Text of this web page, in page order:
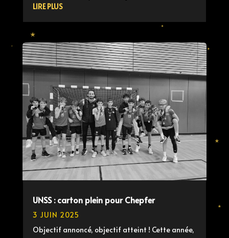
LIRE PLUS
UNSS : carton plein pour Chepfer
3 JUIN 2025
Objectif annoncé, objectif atteint ! Cette année,